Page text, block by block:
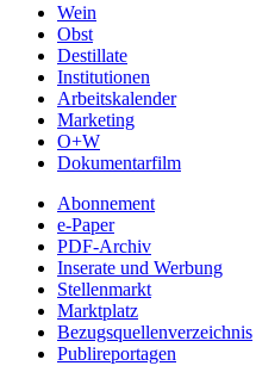
Wein
Obst
Destillate
Institutionen
Arbeitskalender
Marketing
O+W
Dokumentarfilm
Abonnement
e-Paper
PDF-Archiv
Inserate und Werbung
Stellenmarkt
Marktplatz
Bezugsquellenverzeichnis
Publireportagen